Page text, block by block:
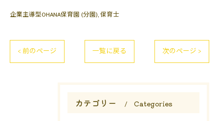
企業主導型OHANA保育園 (分園) 保育士
< 前のページ 一覧に戻る 次のページ >
カテゴリー Categories